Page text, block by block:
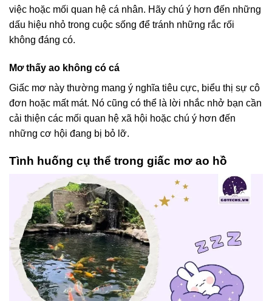
việc hoặc mối quan hệ cá nhân. Hãy chú ý hơn đến những
dấu hiệu nhỏ trong cuộc sống để tránh những rắc rối
không đáng có.
Mơ thấy ao không có cá
Giấc mơ này thường mang ý nghĩa tiêu cực, biểu thị sự cô
đơn hoặc mất mát. Nó cũng có thể là lời nhắc nhở bạn cần
cải thiện các mối quan hệ xã hội hoặc chú ý hơn đến
những cơ hội đang bị bỏ lỡ.
Tình huống cụ thể trong giấc mơ ao hồ